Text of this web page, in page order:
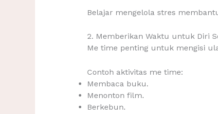
Belajar mengelola stres
2. Memberikan Waktu untuk Diri
Me time penting untuk mengisi
Contoh aktivitas me time:
Membaca buku.
Menonton film.
Berkebun.